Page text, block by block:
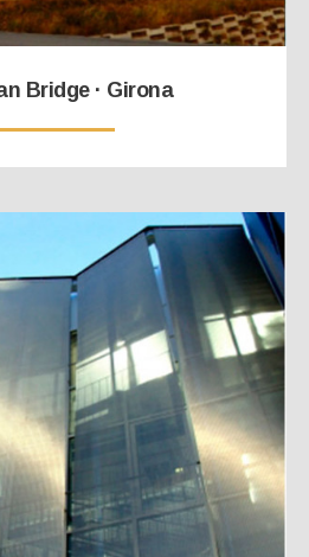
Bridge · Girona